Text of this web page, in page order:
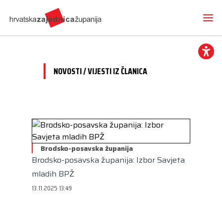
Novosti
Hrvatska zajednica županija
Vijesti iz članica
O nama
Dokumenti
Imenovanja
Predsjednik
Radne skupine
Mediji
Projekti
Otvoreni proračun
Volim svoju županiju
Međunarodna suradnja
CEMR
NOVOSTI / VIJESTI IZ ČLANICA
Brodsko-posavska županija
Brodsko-posavska županija: Izbor Savjeta
mladih BPŽ
13.11.2025 13:49